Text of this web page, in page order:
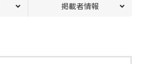
掲載者情報